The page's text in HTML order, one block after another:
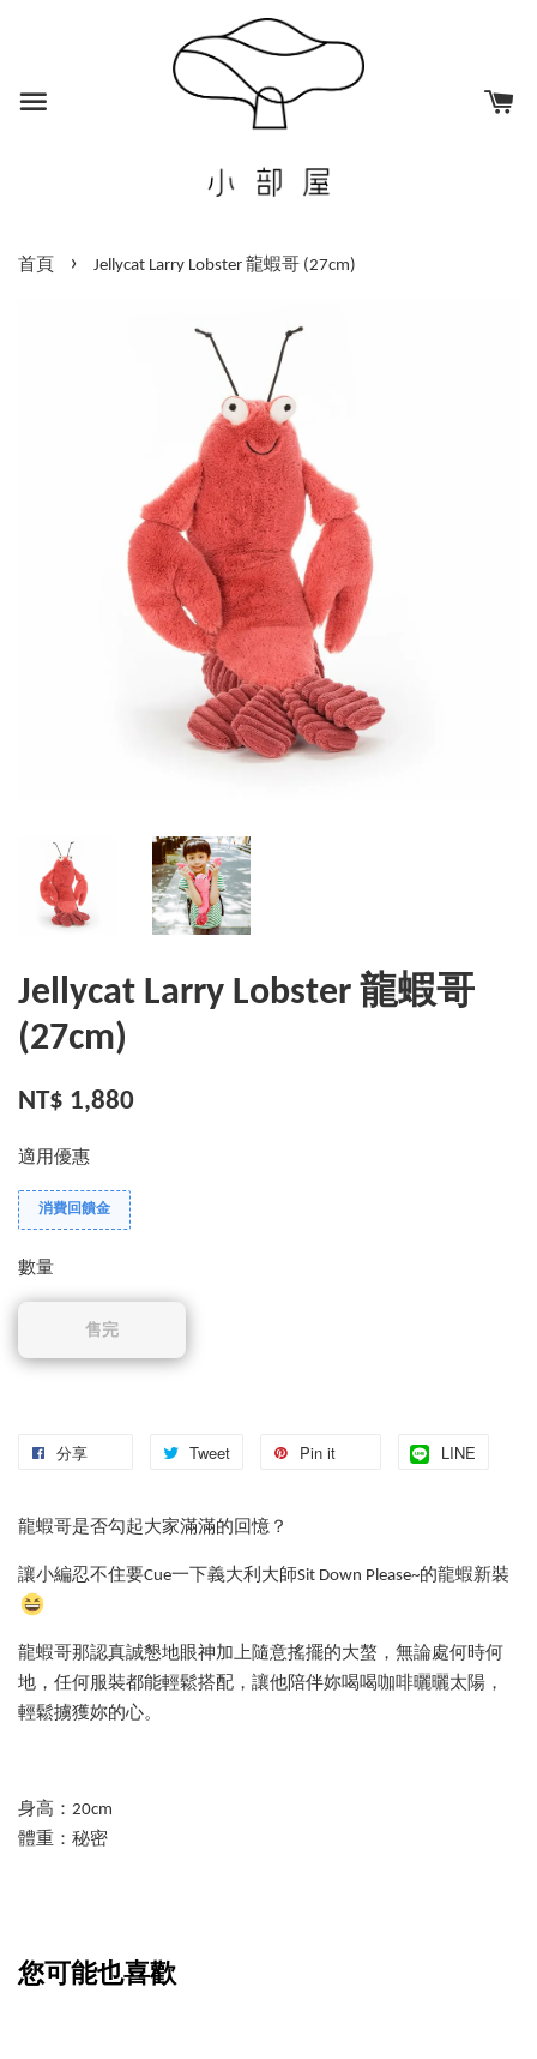
首頁 › Jellycat Larry Lobster 龍蝦哥 (27cm)
Jellycat Larry Lobster 龍蝦哥
(27cm)
NT$ 1,880
適用優惠
消費回饋金
數量
售完
分享 Tweet Pin it LINE
龍蝦哥是否勾起大家滿滿的回憶？
讓小編忍不住要Cue一下義大利大師Sit Down Please~的龍蝦新裝
龍蝦哥那認真誠懇地眼神加上隨意搖擺的大螯，無論處何時何
地，任何服裝都能輕鬆搭配，讓他陪伴妳喝喝咖啡曬曬太陽，
輕鬆擄獲妳的心。
身高：20cm
體重：秘密
您可能也喜歡